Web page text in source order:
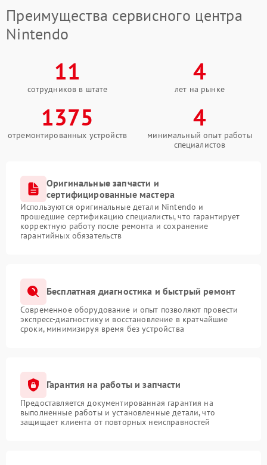
Преимущества сервисного центра
Nintendo
11
сотрудников в штате
4
лет на рынке
1375
отремонтированных устройств
4
минимальный опыт работы
специалистов
Оригинальные запчасти и
сертифицированные мастера
Используются оригинальные детали Nintendo и
прошедшие сертификацию специалисты, что гарантирует
корректную работу после ремонта и сохранение
гарантийных обязательств
Бесплатная диагностика и быстрый ремонт
Современное оборудование и опыт позволяют провести
экспресс-диагностику и восстановление в кратчайшие
сроки, минимизируя время без устройства
Гарантия на работы и запчасти
Предоставляется документированная гарантия на
выполненные работы и установленные детали, что
защищает клиента от повторных неисправностей